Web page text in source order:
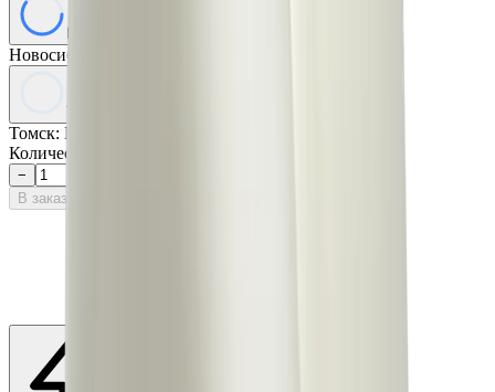
Новосибирск
ТСК
Томск: Нет в наличии
Количество:
−
В заказ